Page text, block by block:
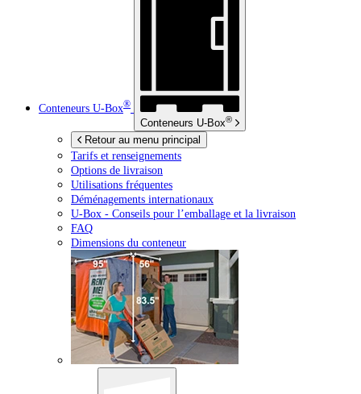
Conteneurs U-Box®
Conteneurs U-Box®
Retour au menu principal
Tarifs et renseignements
Options de livraison
Utilisations fréquentes
Déménagements internationaux
U-Box - Conseils pour l’emballage et la livraison
FAQ
Dimensions du conteneur